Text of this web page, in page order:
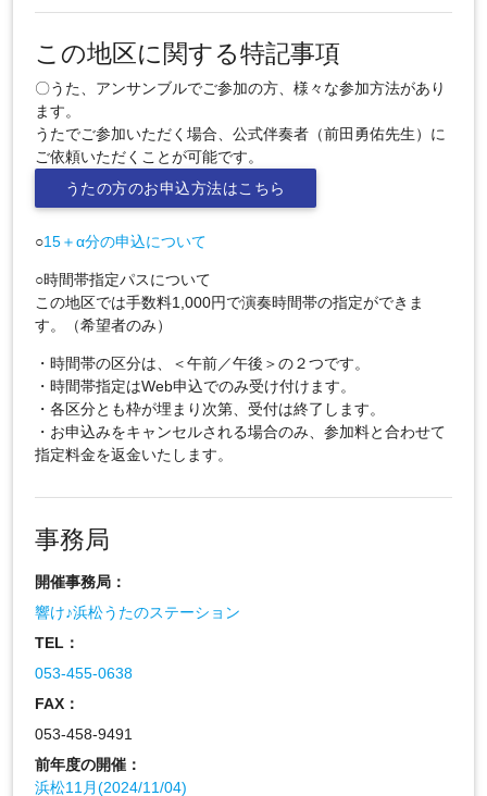
この地区に関する特記事項
〇うた、アンサンブルでご参加の方、様々な参加方法があり
ます。
うたでご参加いただく場合、公式伴奏者（前田勇佑先生）に
ご依頼いただくことが可能です。
うたの方のお申込方法はこちら
○15＋α分の申込について
○時間帯指定パスについて
この地区では手数料1,000円で演奏時間帯の指定ができま
す。（希望者のみ）
・時間帯の区分は、＜午前／午後＞の２つです。
・時間帯指定はWeb申込でのみ受け付けます。
・各区分とも枠が埋まり次第、受付は終了します。
・お申込みをキャンセルされる場合のみ、参加料と合わせて
指定料金を返金いたします。
事務局
開催事務局：
響け♪浜松うたのステーション
TEL：
053-455-0638
FAX：
053-458-9491
前年度の開催：
浜松11月(2024/11/04)